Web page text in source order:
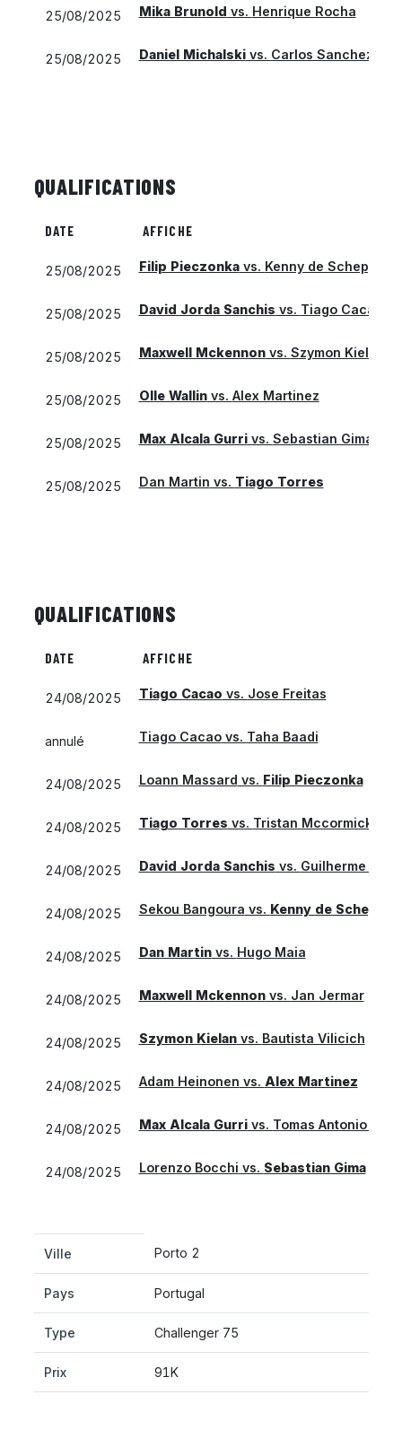
25/08/2025 Mika Brunold vs. Henrique Rocha
25/08/2025 Daniel Michalskivs. Carlos Sanchez
QUALIFICATIONS
DATE AFFICHE
25/08/2025 Filip Pieczonkavs. Kenny de Schepper
25/08/2025 David Jorda Sanchis vs. Tiago Cacao
25/08/2025 Maxwell Mckennonvs. Szymon Kielan
25/08/2025 Olle Wallinvs. Alex Martinez
25/08/2025 Max Alcala Gurrivs. Sebastian Gima
25/08/2025 Dan Martin vs. Tiago Torres
QUALIFICATIONS
DATE AFFICHE
24/08/2025 Tiago Cacao vs. Jose Freitas
annulé Tiago Cacaovs. Taha Baadi
24/08/2025 Loann Massard vs. Filip Pieczonka
24/08/2025 Tiago Torres vs. Tristan Mccormick
24/08/2025 David Jorda Sanchis vs. Guilherme
24/08/2025 Sekou Bangoura vs. Kenny de Schepper
24/08/2025 Dan Martinvs. Hugo Maia
24/08/2025 Maxwell Mckennonvs. Jan Jermar
24/08/2025 Szymon Kielanvs. Bautista Vilicich
24/08/2025 Adam Heinonen vs. Alex Martinez
24/08/2025 Max Alcala Gurrivs. Tomas Antonio
24/08/2025 Lorenzo Bocchi vs. Sebastian Gima
Ville Porto 2
Pays Portugal
Type Challenger 75
Prix 91K